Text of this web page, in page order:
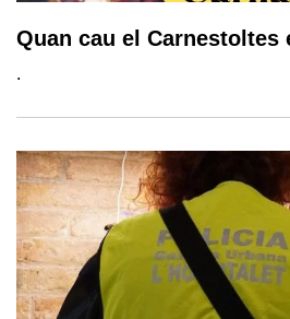
Quan cau el Carnestoltes
.